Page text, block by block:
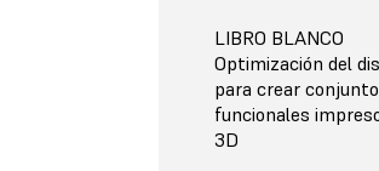
LIBRO BLANCO
Optimización del
para crear
funcionales
3D